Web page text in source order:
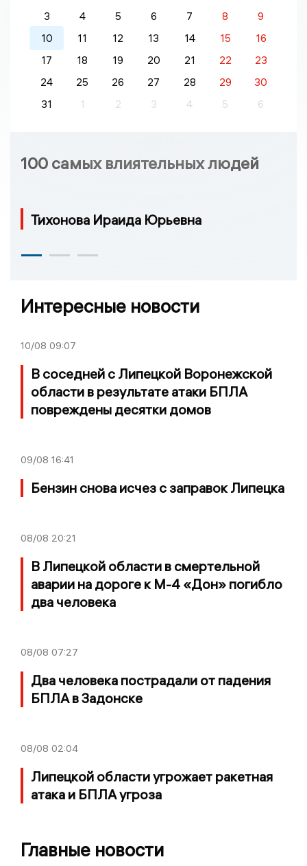
3
4 5 6 7 8
9
10
11 12 13 14 15
16
17
18 19 20 21 22
23
24
25 26 27 28 29
30
31
1 2 3 4 5 6
100 самых влиятельных людей
Тихонова Ираида Юрьевна
Интересные новости
10/08 09:07
В соседней с Липецкой Воронежской
области в результате атаки БПЛА
повреждены десятки домов
09/08 16:41
Бензин снова исчез с заправок Липецка
08/08 20:21
В Липецкой области в смертельной
аварии на дороге к М-4 «Дон» погибло
два человека
08/08 07:27
Два человека пострадали от падения
БПЛА в Задонске
08/08 02:04
Липецкой области угрожает ракетная
атака и БПЛА угроза
Главные новости